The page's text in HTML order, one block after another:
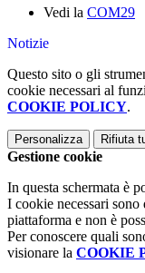
Vedi la COM29
Notizie
Questo sito o gli
cookie necessari al
COOKIE POLICY.
Personalizza Rifiuta
Gestione cookie
In questa schermata è
I cookie necessari
piattaforma e non è
Per conoscere quali
visionare la COOKIE